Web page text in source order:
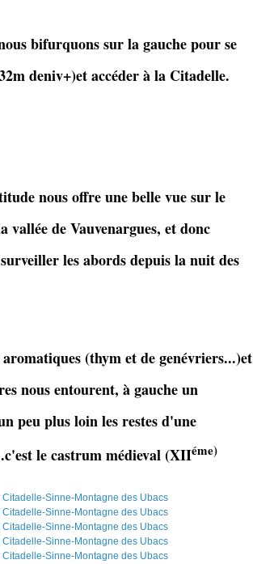
bifurquons sur la gauche pour se
deniv+)et accéder à la Citadelle.
nous offre une belle vue sur le
de Vauvenargues, et donc
les abords depuis la nuit des
(thym et de genévriers...)et
nous entourent, à gauche un
peu plus loin les restes d'une
le castrum médieval (XIIéme)